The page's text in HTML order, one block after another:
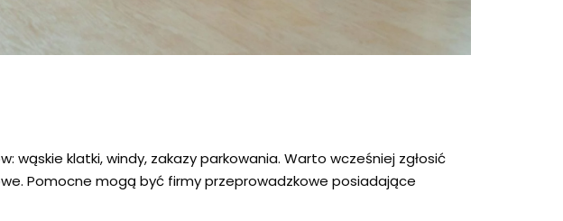
klatki, windy, zakazy parkowania. Warto wcześniej zgłosić
Pomocne mogą być firmy przeprowadzkowe posiadające